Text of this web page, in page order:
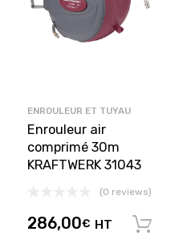
ENROULEUR ET TUYAU
Enrouleur air
comprimé 30m
KRAFTWERK 31043
(0 reviews)
286,00€ HT